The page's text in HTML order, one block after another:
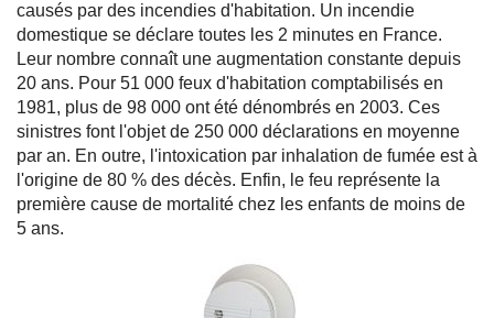
causés par des incendies d'habitation. Un incendie
domestique se déclare toutes les 2 minutes en France.
Leur nombre connaît une augmentation constante depuis
20 ans. Pour 51 000 feux d'habitation comptabilisés en
1981, plus de 98 000 ont été dénombrés en 2003. Ces
sinistres font l'objet de 250 000 déclarations en moyenne
par an. En outre, l'intoxication par inhalation de fumée est à
l'origine de 80 % des décès. Enfin, le feu représente la
première cause de mortalité chez les enfants de moins de
5 ans.